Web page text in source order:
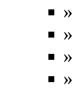
»
»
»
»